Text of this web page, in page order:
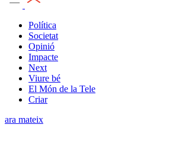
Política
Societat
Opinió
Impacte
Next
Viure bé
El Món de la Tele
Criar
ara mateix